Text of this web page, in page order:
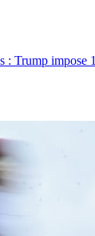
: Trump impose